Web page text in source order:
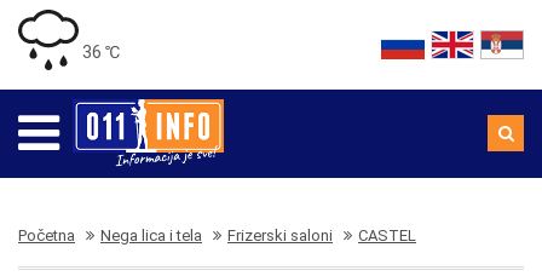
36 ℃
Početna Nega lica i tela Frizerski saloni CASTEL